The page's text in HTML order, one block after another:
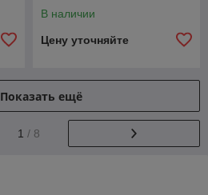
В наличии
Цену уточняйте
Показать ещё
1 / 8